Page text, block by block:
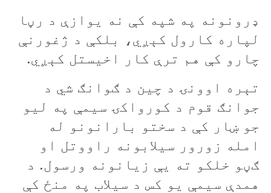
ډرونونه په شپه کې نه يوازې د رڼا
لپاره کارول کېږي، بلکې د ژغورنې
چارو کې هم ترې کار اخيستل کېږي.
تېره اوونۍ د چين د ګوانګ شي د
جوانګ قوم د کورواکۍ سيمې په ليو
جو ښار کې د سختو بارانونو له
امله زورور سيلابونه راووتل او
ګڼو خلکو ته يې زيانونه ورسول. د
همدې سیمې يو کس د سيلاب په منځ کې